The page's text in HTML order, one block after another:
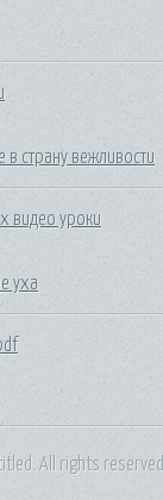
в страну вежливости
видео уроки
уха
All rights reserved.